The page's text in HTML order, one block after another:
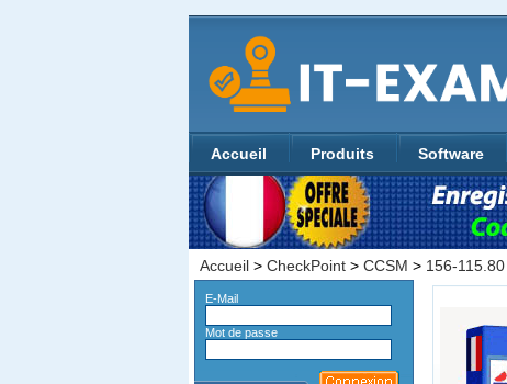
Accueil Produits Software
Accueil > CheckPoint > CCSM > 156-115.80
E-Mail
Mot de passe